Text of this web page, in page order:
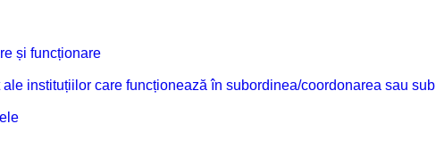
și funcționare
instituțiilor care funcționează în subordinea/coordonarea sau sub